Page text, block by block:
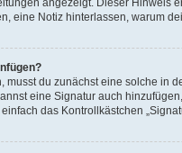
eine Notiz hinterlassen, warum
musst du zunächst eine solche in
eine Signatur auch
das Kontrollkästchen